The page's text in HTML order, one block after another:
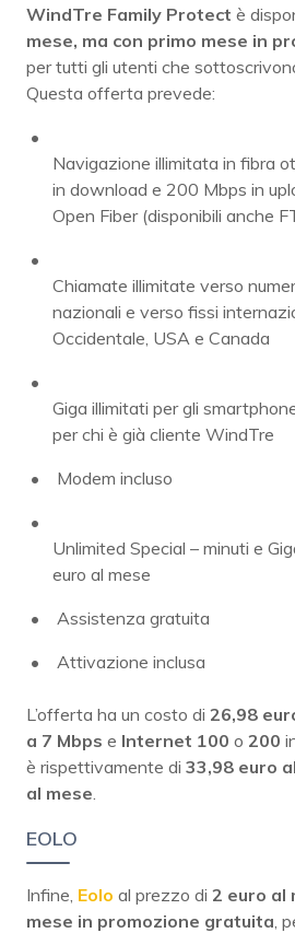
WindTre Family Protect è
mese, ma con primo mese in
per tutti gli utenti che
Questa offerta prevede:
Navigazione illimitata in fibra
in download e 200 Mbps in
Open Fiber (disponibili anche
Chiamate illimitate verso
nazionali e verso fissi
Occidentale, USA e Canada
Giga illimitati per gli
per chi è già cliente WindTre
Modem incluso
Unlimited Special – minuti e
euro al mese
Assistenza gratuita
Attivazione inclusa
L’offerta ha un costo di 26,98
a 7 Mbps e Internet 100 o 200
è rispettivamente di 33,98 euro
al mese
EOLO
Infine, Eolo al prezzo di 2 euro al
mese in promozione gratuita ,